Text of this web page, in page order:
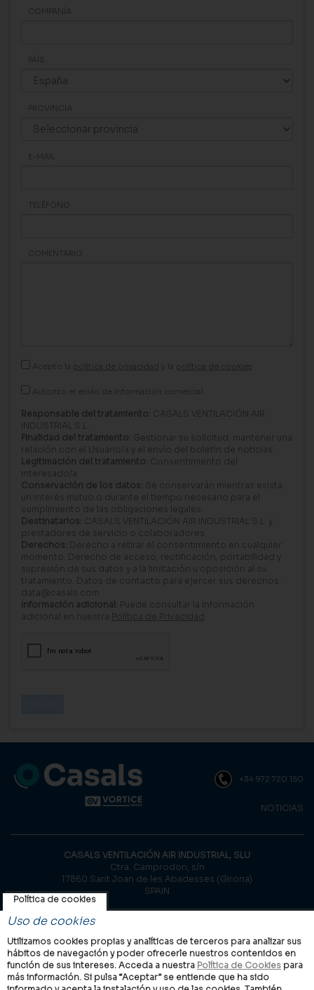
COMPANÍA
PAÍS
PROVINCIA
E-MAIL
TELÉFONO
COMENTARIO
Acepto la política de privacidad y la política de cookies
Autorizo el envío de información comercial.
Responsable del tratamiento: CASALS VENTILACIÓN AIR
INDUSTRIAL S.L.
Finalidad del tratamiento: Gestionar su solicitud, mantener una
relación con el Usuario/a y el envío del boletín de noticias.
Legitimación del tratamiento: Consentimiento del
interesado/a.
Conservación de los datos: Se conservarán mientras exista
un interés mutuo o durante el tiempo necesario para el
cumplimiento de las obligaciones legales.
Destinatarios: CASALS VENTILACIÓN AIR INDUSTRIAL S.L. y
prestadores de servicio o colaboradores.
Derechos: Derecho a retirar el consentimiento en cualquier
momento. Derecho de acceso, rectificación, portabilidad y
supresión de sus datos y a la limitación u oposición al su
tratamiento. Datos de contacto para ejercer sus derechos:
data@casals.com
Información adicional: Puede consultar la información
adicional en nuestra Política de Privacidad
+34 972 720 150
NOTICIAS
CASALS VENTILACIÓN AIR INDUSTRIAL, SLU
Ctra. Camprodon, s/n
17860 Sant Joan de les Abadesses (Girona)
SPAIN
© Casals, 2026 | Aviso legal
Uso de cookies
Utilizamos cookies propias y analíticas de terceros para analizar sus
hábitos de navegación y poder ofrecerle nuestros contenidos en
función de sus intereses. Acceda a nuestra Política de Cookies para
más información. Si pulsa “Aceptar” se entiende que ha sido
Política de cookies